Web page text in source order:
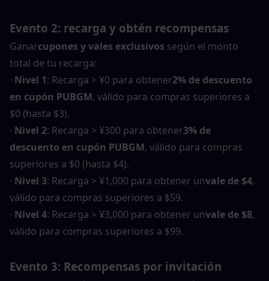
Evento 2: recarga y obtén recompensas
Ganarcupones y vales exclusivos según el monto
total de tu recarga:
· Nivel 1: Recarga > ¥0 para obtener2% de descuento
en cupón PUBGM, válido para compras superiores a
$0 (hasta $3).
· Nivel 2: Recarga > ¥300 para obtener3% de
descuento en cupón PUBGM, válido para compras
superiores a $0 (hasta $4).
· Nivel 3: Recarga > ¥1,000 para obtener unvale de $4,
válido para compras superiores a $59.
· Nivel 4: Recarga > ¥3,000 para obtener unvale de $8,
válido para compras superiores a $99.
Evento 3: Recompensas por invitación